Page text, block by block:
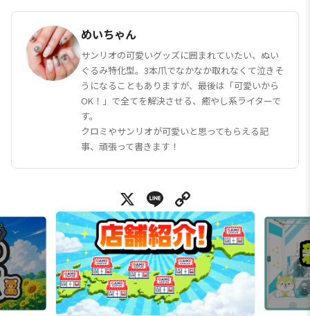
めいちゃん
サンリオの可愛いグッズに囲まれていたい、ぬい
ぐるみ特化型。3本爪でなかなか取れなくて泣きそ
うになることもありますが、最後は「可愛いから
OK！」で全てを解決させる、癒やし系ライターで
す。
クロミやサンリオが可愛いと思ってもらえる記
事、頑張って書きます！
X Line